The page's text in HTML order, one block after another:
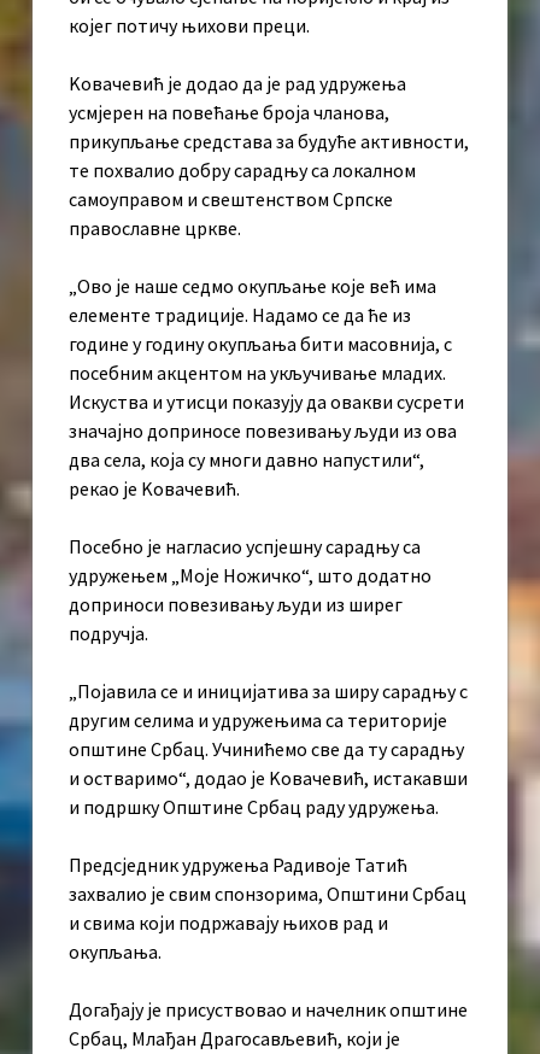
којег потичу њихови преци.
Kовачевић је додао да је рад удружења
усмјерен на повећање броја чланова,
прикупљање средстава за будуће активности,
те похвалио добру сарадњу са локалном
самоуправом и свештенством Српске
православне цркве.
„Ово је наше седмо окупљање које већ има
елементе традиције. Надамо се да ће из
године у годину окупљања бити масовнија, с
посебним акцентом на укључивање младих.
Искуства и утисци показују да овакви сусрети
значајно доприносе повезивању људи из ова
два села, која су многи давно напустили“,
рекао је Kовачевић.
Посебно је нагласио успјешну сарадњу са
удружењем „Моје Ножичко“, што додатно
доприноси повезивању људи из ширег
подручја.
„Појавила се и иницијатива за ширу сарадњу с
другим селима и удружењима са територије
општине Србац. Учинићемо све да ту сарадњу
и остваримо“, додао је Kовачевић, истакавши
и подршку Општине Србац раду удружења.
Предсједник удружења Радивоје Татић
захвалио је свим спонзорима, Општини Србац
и свима који подржавају њихов рад и
окупљања.
Догађају је присуствовао и начелник општине
Србац, Млађан Драгосављевић, који је